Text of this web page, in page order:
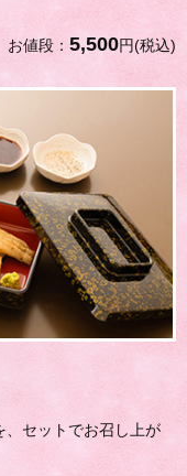
お値段： 5,500円(税込)
、セットでお召し上が